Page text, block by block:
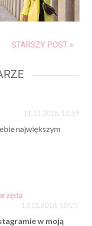
STARSZY POST »
11.11.2018, 11:59
największym
13.11.2018, 10:25
w moją